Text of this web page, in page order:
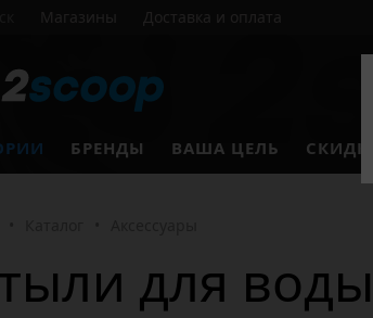
Магазины Доставка и оплата
БРЕНДЫ ВАША ЦЕЛЬ СКИДКИ
для воды